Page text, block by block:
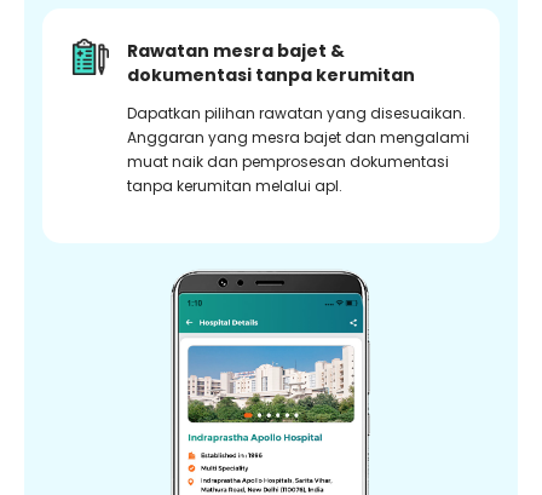
Rawatan mesra bajet &
dokumentasi tanpa kerumitan
Dapatkan pilihan rawatan yang disesuaikan.
Anggaran yang mesra bajet dan mengalami
muat naik dan pemprosesan dokumentasi
tanpa kerumitan melalui apl.